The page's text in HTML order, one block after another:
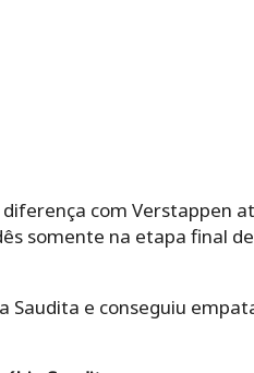
com Verstappen
somente na etapa final
e conseguiu